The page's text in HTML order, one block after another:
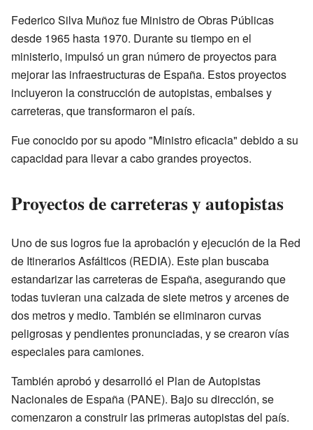
Federico Silva Muñoz fue Ministro de Obras Públicas
desde 1965 hasta 1970. Durante su tiempo en el
ministerio, impulsó un gran número de proyectos para
mejorar las infraestructuras de España. Estos proyectos
incluyeron la construcción de autopistas, embalses y
carreteras, que transformaron el país.
Fue conocido por su apodo "Ministro eficacia" debido a su
capacidad para llevar a cabo grandes proyectos.
Proyectos de carreteras y autopistas
Uno de sus logros fue la aprobación y ejecución de la Red
de Itinerarios Asfálticos (REDIA). Este plan buscaba
estandarizar las carreteras de España, asegurando que
todas tuvieran una calzada de siete metros y arcenes de
dos metros y medio. También se eliminaron curvas
peligrosas y pendientes pronunciadas, y se crearon vías
especiales para camiones.
También aprobó y desarrolló el Plan de Autopistas
Nacionales de España (PANE). Bajo su dirección, se
comenzaron a construir las primeras autopistas del país.